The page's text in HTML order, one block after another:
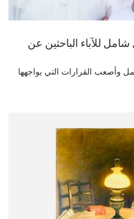
شامل للآباء الباحثين عن
وأصعب القرارات التي يواجهها